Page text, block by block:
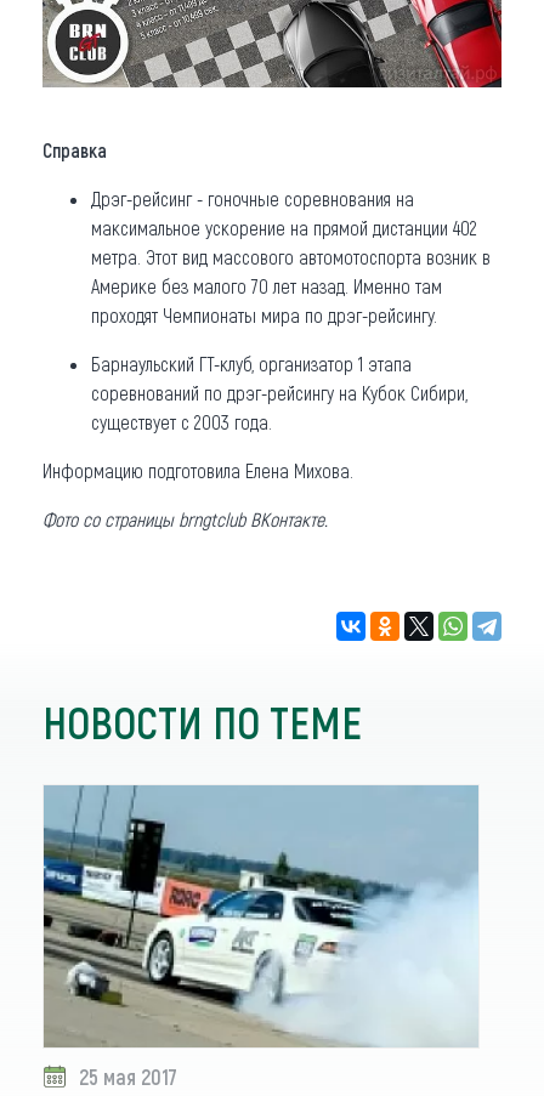
Справка
Дрэг-рейсинг - гоночные соревнования на
максимальное ускорение на прямой дистанции 402
метра. Этот вид массового автомотоспорта возник в
Америке без малого 70 лет назад. Именно там
проходят Чемпионаты мира по дрэг-рейсингу.
Барнаульский ГТ-клуб, организатор 1 этапа
соревнований по дрэг-рейсингу на Кубок Сибири,
существует с 2003 года.
Информацию подготовила Елена Михова.
Фото со страницы brngtclub ВКонтакте.
НОВОСТИ ПО ТЕМЕ
25 мая 2017